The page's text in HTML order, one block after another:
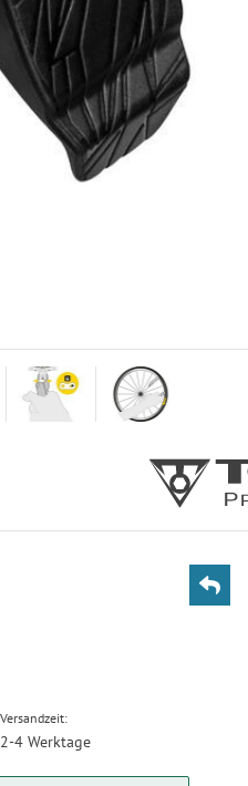
Versandzeit:
2-4 Werktage